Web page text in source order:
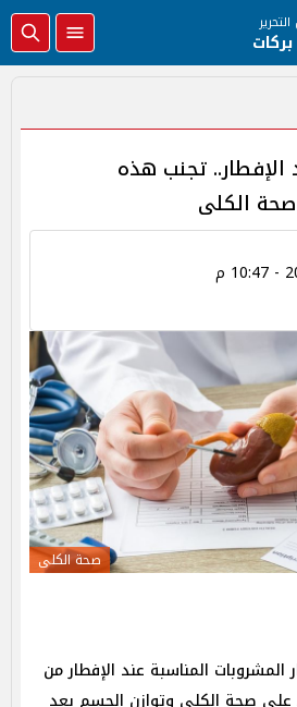
الإفطار.. تجنب هذه
صحة الكلى
صحة الكلى
المشروبات المناسبة عند الإفطار من
على صحة الكلى وتوازن الجسم بعد